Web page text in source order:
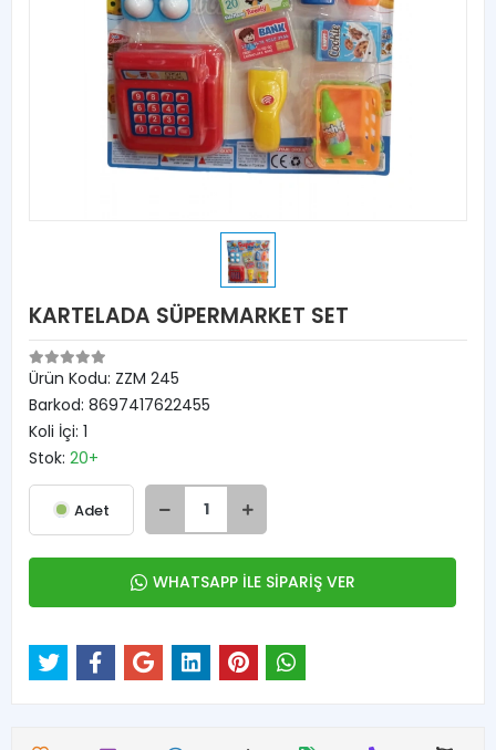
KARTELADA SÜPERMARKET SET
Ürün Kodu: ZZM 245
Barkod: 8697417622455
Koli İçi: 1
Stok: 20+
Adet
WHATSAPP İLE SİPARİŞ VER